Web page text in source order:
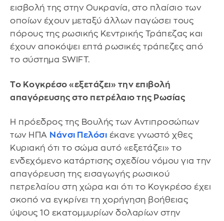
εισβολή της στην Ουκρανία, στο πλαίσιο των
οποίων έχουν μεταξύ άλλων παγώσει τους
πόρους της ρωσικής Κεντρικής Τράπεζας και
έχουν αποκόψει επτά ρωσικές τράπεζες από
το σύστημα SWIFT.
Το Κογκρέσο «εξετάζει» την επιβολή
απαγόρευσης στο πετρέλαιο της Ρωσίας
Η πρόεδρος της Βουλής των Αντιπροσώπων
των ΗΠΑ Νάνσι Πελόσι έκανε γνωστό χθες
Κυριακή ότι το σώμα αυτό «εξετάζει» το
ενδεχόμενο κατάρτισης σχεδίου νόμου για την
απαγόρευση της εισαγωγής ρωσικού
πετρελαίου στη χώρα και ότι το Κογκρέσο έχει
σκοπό να εγκρίνει τη χορήγηση βοήθειας
ύψους 10 εκατομμυρίων δολαρίων στην